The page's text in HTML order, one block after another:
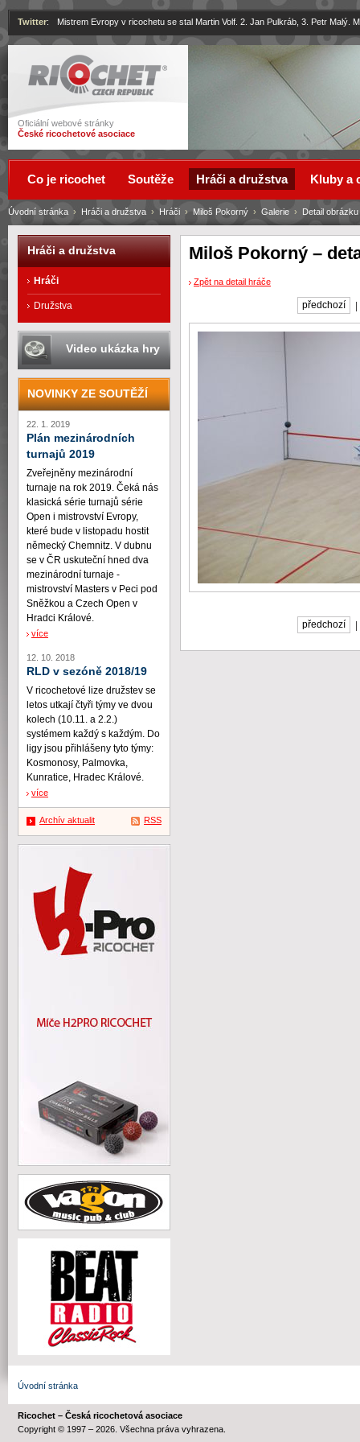
Ricochet
Oficiální webové stránky
České ricochetové asociace
Twitter: Mistrem Evropy v ricochetu se stal Martin Volf. 2. Jan Pulkráb, 3. Petr Malý.
Miloš Pokorný –
Zpět na detail hráče
předchozí
předchozí
Úvodní stránka › Hráči a družstva › Hráči › Miloš Pokorný › Galerie › Detail obrázku
Co je ricochet Soutěže Hráči a družstva Kluby a
Hráči a družstva
Hráči
Družstva
Video ukázka hry
NOVINKY ZE SOUTĚŽÍ
22. 1. 2019
Plán mezinárodních
turnajů 2019
Zveřejněny mezinárodní
turnaje na rok 2019. Čeká nás
klasická série turnajů série
Open i mistrovství Evropy,
které bude v listopadu hostit
německý Chemnitz. V dubnu
se v ČR uskuteční hned dva
mezinárodní turnaje -
mistrovství Masters v Peci pod
Sněžkou a Czech Open v
Hradci Králové.
více
12. 10. 2018
RLD v sezóně 2018/19
V ricochetové lize družstev se
letos utkají čtyři týmy ve dvou
kolech (10.11. a 2.2.)
systémem každý s každým. Do
ligy jsou přihlášeny tyto týmy:
Kosmonosy, Palmovka,
Kunratice, Hradec Králové.
více
Archív aktualit RSS
Úvodní stránka
Ricochet – Česká ricochetová asociace
Copyright © 1997 – 2026. Všechna práva vyhrazena.